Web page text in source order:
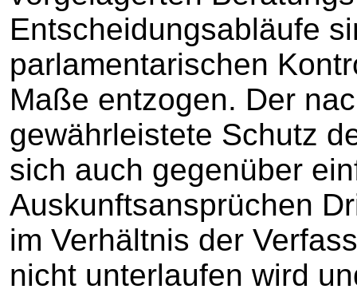
Entscheidungsabläufe
parlamentarischen
Maße entzogen. Der
gewährleistete Schutz
sich auch gegenüber
Auskunftsansprüchen
im Verhältnis der
nicht unterlaufen wird